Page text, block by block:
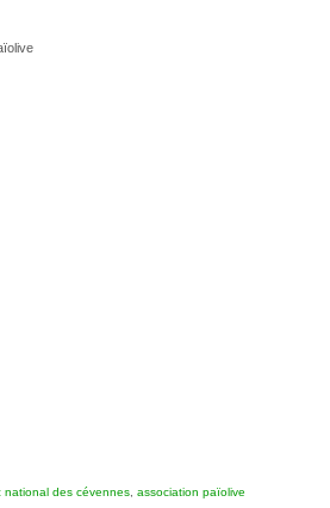
national des cévennes association païolive